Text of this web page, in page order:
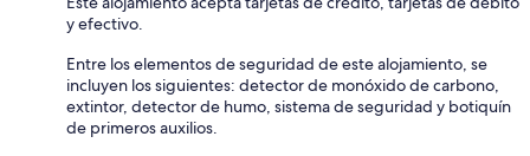
y efectivo.
Entre los elementos de seguridad de este alojamiento, se
incluyen los siguientes: detector de monóxido de carbono,
extintor, detector de humo, sistema de seguridad y botiquín
de primeros auxilios.